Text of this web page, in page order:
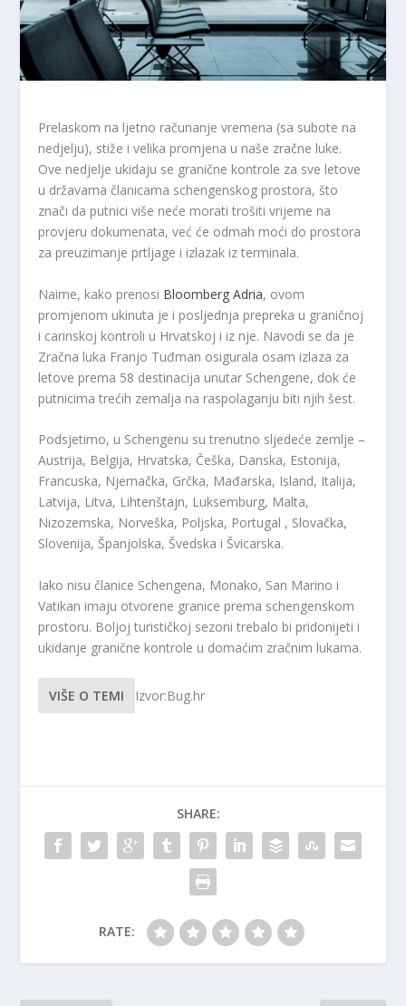
Prelaskom na ljetno računanje vremena (sa subote na
nedjelju), stiže i velika promjena u naše zračne luke.
Ove nedjelje ukidaju se granične kontrole za sve letove
u državama članicama schengenskog prostora, što
znači da putnici više neće morati trošiti vrijeme na
provjeru dokumenata, već će odmah moći do prostora
za preuzimanje prtljage i izlazak iz terminala.
Naime, kako prenosi Bloomberg Adria, ovom
promjenom ukinuta je i posljednja prepreka u graničnoj
i carinskoj kontroli u Hrvatskoj i iz nje. Navodi se da je
Zračna luka Franjo Tuđman osigurala osam izlaza za
letove prema 58 destinacija unutar Schengene, dok će
putnicima trećih zemalja na raspolaganju biti njih šest.
Podsjetimo, u Schengenu su trenutno sljedeće zemlje –
Austrija, Belgija, Hrvatska, Češka, Danska, Estonija,
Francuska, Njemačka, Grčka, Mađarska, Island, Italija,
Latvija, Litva, Lihtenštajn, Luksemburg, Malta,
Nizozemska, Norveška, Poljska, Portugal , Slovačka,
Slovenija, Španjolska, Švedska i Švicarska.
Iako nisu članice Schengena, Monako, San Marino i
Vatikan imaju otvorene granice prema schengenskom
prostoru. Boljoj turističkoj sezoni trebalo bi pridonijeti i
ukidanje granične kontrole u domaćim zračnim lukama.
VIŠE O TEMI Izvor:Bug.hr
SHARE:
RATE: